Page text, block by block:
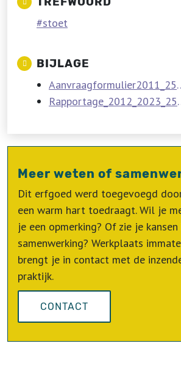
stoet
BIJLAGE
Meer weten of
Dit erfgoed werd toegevoegd
een warm hart toedraagt. Wil je
je een opmerking? Of zie je kansen
samenwerking? Werkplaats
brengt je in contact met de
praktijk.
CONTACT